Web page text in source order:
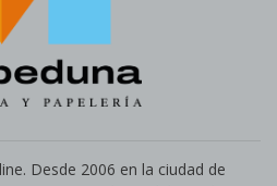
Desde 2006 en la ciudad de